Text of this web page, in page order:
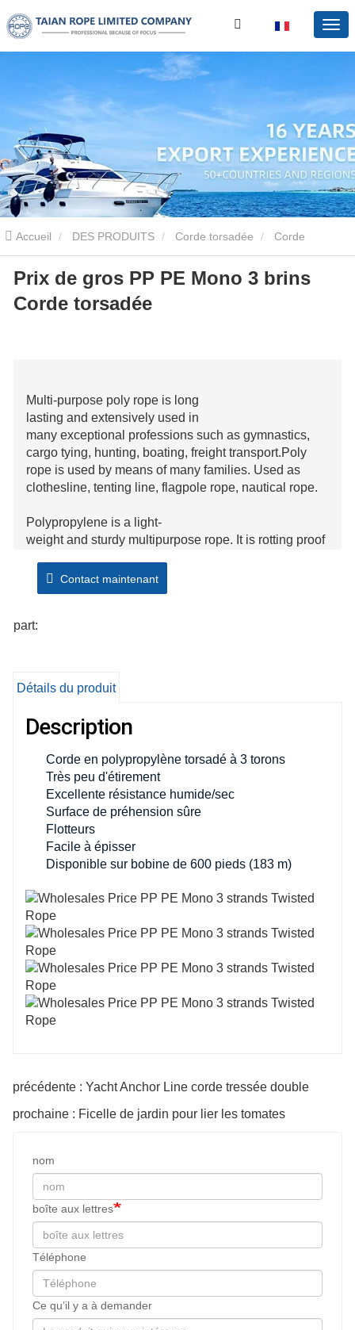
Accueil DES PRODUITS Corde torsadée Corde
torsadée en PP Prix ​​de gros PP PE Mono 3 brins Corde torsadée
Prix ​​de gros PP PE Mono 3 brins
Corde torsadée
Multi-purpose poly rope is long
lasting and extensively used in
many exceptional professions such as gymnastics,
cargo tying, hunting, boating, freight transport.Poly
rope is used by means of many families. Used as
clothesline, tenting line, flagpole rope, nautical rope.
Polypropylene is a light-
weight and sturdy multipurpose rope. It is rotting proof
Polypropylene floats however it is twice as robust as
manila. Our everyday polypropylene monofilament is
layer, permitting for convenient splicing.
Contact maintenant
part:
Détails du produit
Description
Corde en polypropylène torsadé à 3 torons
Très peu d'étirement
Excellente résistance humide/sec
Surface de préhension sûre
Flotteurs
Facile à épisser
Disponible sur bobine de 600 pieds (183 m)
précédente : Yacht Anchor Line corde tressée double
prochaine : Ficelle de jardin pour lier les tomates
nom
boîte aux lettres
Téléphone
Ce qu’il y a à demander